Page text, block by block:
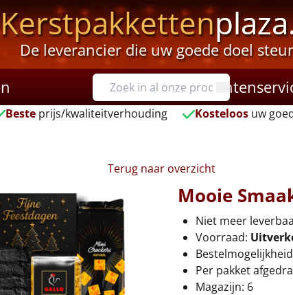
Kerstpakketten
De leverancier die uw goede doel
Besteprijs/kwaliteitverhouding Kosteloos uw
Terug naar overzicht
Mooie
Niet meer
Voorraad:
Per pakket
Magazijn: 6